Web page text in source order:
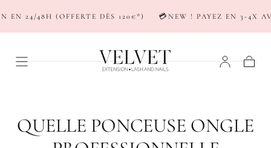
PASSER AU
CONTENU
48H (OFFERTE DÈS 120€*) 💳NEW ! PAYEZ EN 3-4X AVEC
QUELLE PONCEUSE ONGLE